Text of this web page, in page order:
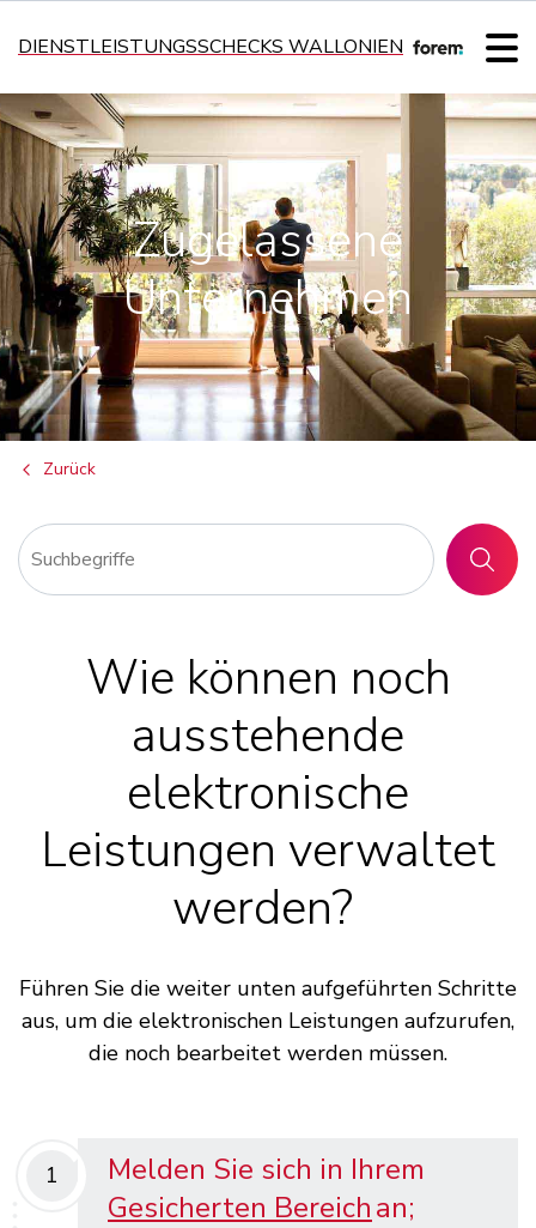
DIENSTLEISTUNGSSCHECKS WALLONIEN
Zugelassene
Unternehmen
Zurück
SUCHEN
Wie können noch
ausstehende
elektronische
Leistungen verwaltet
werden?
Führen Sie die weiter unten aufgeführten Schritte
aus, um die elektronischen Leistungen aufzurufen,
die noch bearbeitet werden müssen.
1
Melden Sie sich in Ihrem
Gesicherten Bereichan;